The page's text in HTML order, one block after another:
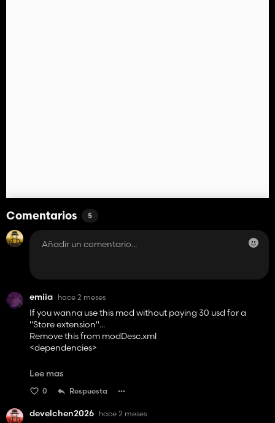
Comentarios 5
emiia hace 2 meses
If you wanna use this mod without paying 30 usd for a
"Store extension"...
Remove this from modDesc.xml
<dependencies>
<dependency>KARLZUStoreExtension2026</dependency
</dependencies>
Lee mas
0 Respuesta
develchen2026 hace 2 meses